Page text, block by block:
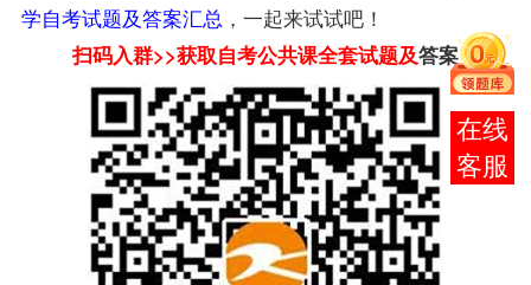
在线
客服
学自考试题及答案汇总 ，一起来试试吧！
扫码入群>>获取自考公共课全套试题及答案